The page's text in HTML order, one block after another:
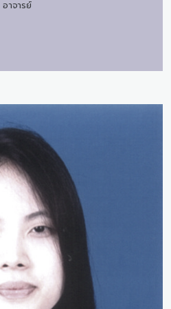
อาจารย์